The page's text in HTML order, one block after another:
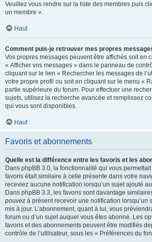
Veuillez vous rendre sur la liste des membres puis
un membre ».
Haut
Comment puis-je retrouver mes propres
Vos propres messages peuvent être affichés soit en
« Afficher vos messages » dans le panneau de
cliquant sur le lien « Rechercher les messages de
votre propre profil ou soit en cliquant sur le menu «
partie supérieure du forum. Pour effectuer une
sujets, utilisez la recherche avancée et remplissez
qui vous sont disponibles.
Haut
Favoris et abonnements
Quelle est la différence entre les favoris et les
Dans phpBB 3.0, la fonctionnalité qui vous
favoris était similaire à celle présente dans votre
receviez aucune notification lorsqu’un sujet ajouté
Dans phpBB 3.3, les favoris sont davantage
pouvez à présent recevoir une notification lorsqu’un
mis à jour. L’abonnement, quant à lui, vous
forum ou d’un sujet auquel vous êtes abonné. Les
favoris et des abonnements peuvent être modifiés
contrôle de l’utilisateur, sous les « Préférences du